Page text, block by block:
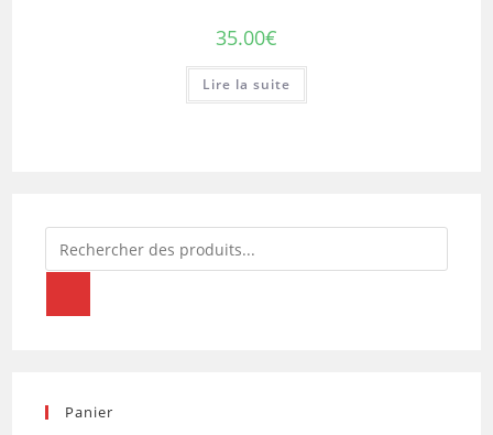
35.00€
Lire la suite
Recherche
de
Panier